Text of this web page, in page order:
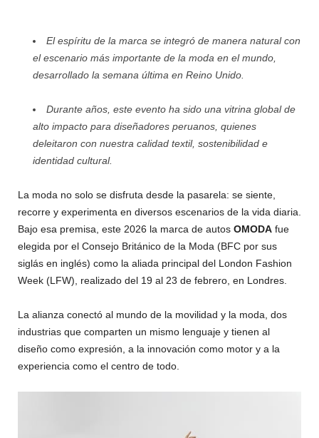
El espíritu de la marca se integró de manera natural con
el escenario más importante de la moda en el mundo,
desarrollado la semana última en Reino Unido.
Durante años, este evento ha sido una vitrina global de
alto impacto para diseñadores peruanos, quienes
deleitaron con nuestra calidad textil, sostenibilidad e
identidad cultural.
La moda no solo se disfruta desde la pasarela: se siente,
recorre y experimenta en diversos escenarios de la vida diaria.
Bajo esa premisa, este 2026 la marca de autos OMODA fue
elegida por el Consejo Británico de la Moda (BFC por sus
siglás en inglés) como la aliada principal del London Fashion
Week (LFW), realizado del 19 al 23 de febrero, en Londres.
La alianza conectó al mundo de la movilidad y la moda, dos
industrias que comparten un mismo lenguaje y tienen al
diseño como expresión, a la innovación como motor y a la
experiencia como el centro de todo.